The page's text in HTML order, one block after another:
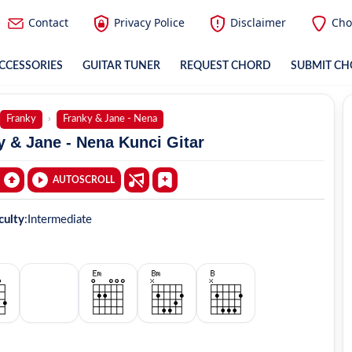
Contact Privacy Police Disclaimer
GUITAR TUNER REQUEST CHORD SUBMIT
Franky Franky & Jane - Nena
& Jane - Nena Kunci Gitar
AUTOSCROLL
: Intermediate